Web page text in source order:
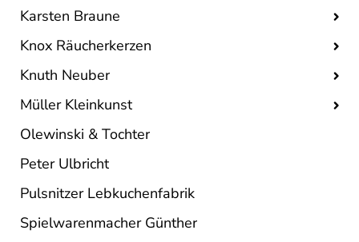
Karsten Braune
Knox Räucherkerzen
Knuth Neuber
Müller Kleinkunst
Olewinski & Tochter
Peter Ulbricht
Pulsnitzer Lebkuchenfabrik
Spielwarenmacher Günther